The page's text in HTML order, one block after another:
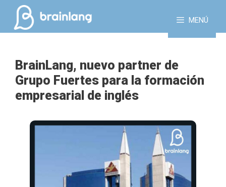
Saltar
contenido
MENÚ
BrainLang, nuevo partner de
Grupo Fuertes para la formación
empresarial de inglés